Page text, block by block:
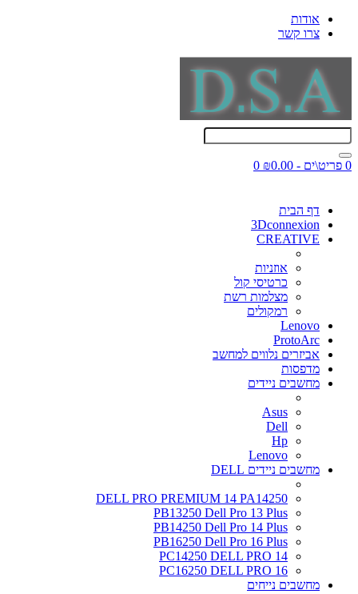
אודות
צרו קשר
0 פריט\ים - ₪0.00 0
דף הבית
3Dconnexion
CREATIVE
אוזניות
כרטיסי קול
מצלמות רשת
רמקולים
Lenovo
ProtoArc
אביזרים נלווים למחשב
מדפסות
מחשבים ניידים
Asus
Dell
Hp
Lenovo
מחשבים ניידים DELL
DELL PRO PREMIUM 14 PA14250
PB13250 Dell Pro 13 Plus
PB14250 Dell Pro 14 Plus
PB16250 Dell Pro 16 Plus
PC14250 DELL PRO 14
PC16250 DELL PRO 16
מחשבים נייחים